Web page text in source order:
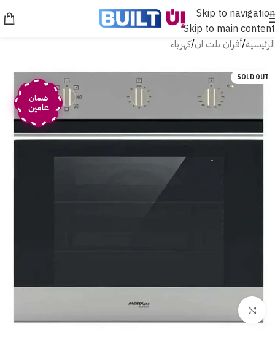
Skip to navigation
Skip to main content
الرئيسية/أفران بلت ان/كهرباء
SOLD OUT
ضمان
عامين
Click to enlarge